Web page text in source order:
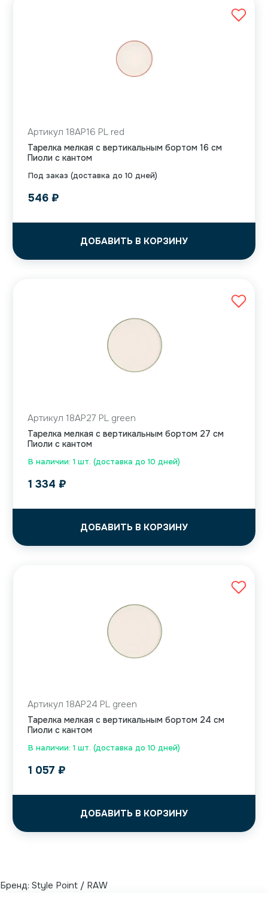
Под заказ (доставка до 10 дней)
Артикул 18AP16 PL red
Тарелка мелкая с вертикальным бортом 16 см
Пиоли с кантом
546 ₽
ДОБАВИТЬ В КОРЗИНУ
В наличии: 1 шт. (доставка до 10 дней)
Артикул 18AP27 PL green
Тарелка мелкая с вертикальным бортом 27 см
Пиоли с кантом
1 334 ₽
ДОБАВИТЬ В КОРЗИНУ
В наличии: 1 шт. (доставка до 10 дней)
Артикул 18AP24 PL green
Тарелка мелкая с вертикальным бортом 24 см
Пиоли с кантом
1 057 ₽
ДОБАВИТЬ В КОРЗИНУ
Бренд: Style Point / RAW